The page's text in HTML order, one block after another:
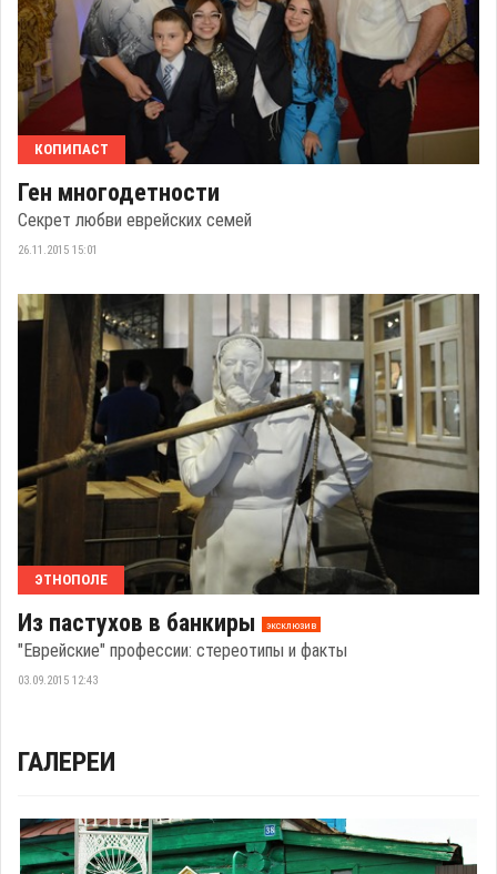
КОПИПАСТ
Ген многодетности
Секрет любви еврейских семей
26.11.2015 15:01
ЭТНОПОЛЕ
Из пастухов в банкиры эксклюзив
"Еврейские" профессии: стереотипы и факты
03.09.2015 12:43
ГАЛЕРЕИ